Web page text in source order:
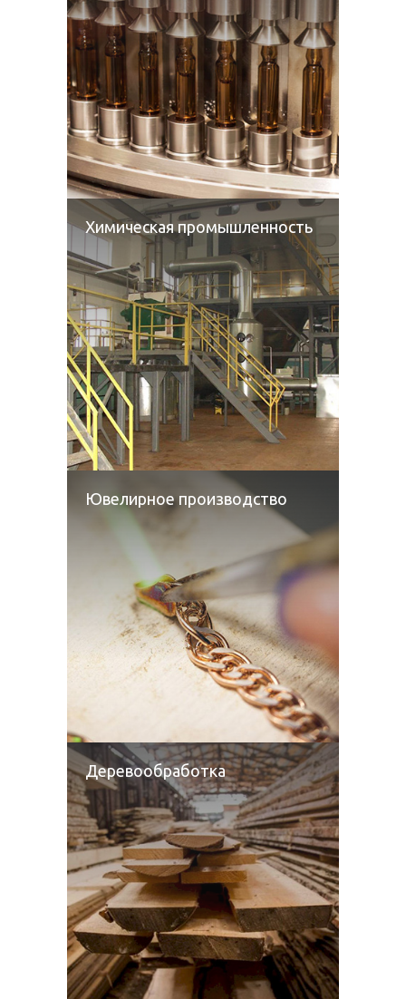
Химическая промышленность
Ювелирное производство
Деревообработка